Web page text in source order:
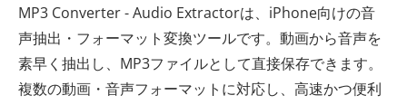
MP3 Converter - Audio Extractorは、iPhone向けの音
声抽出・フォーマット変換ツールです。動画から音声を
素早く抽出し、MP3ファイルとして直接保存できます。
複数の動画・音声フォーマットに対応し、高速かつ便利